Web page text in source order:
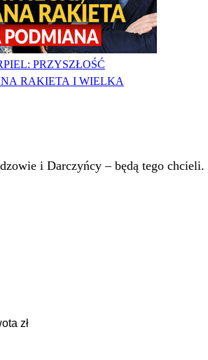
PRZYSZŁOŚĆ
RAKIETA I WIELKA
i Darczyńcy – będą tego chcieli.